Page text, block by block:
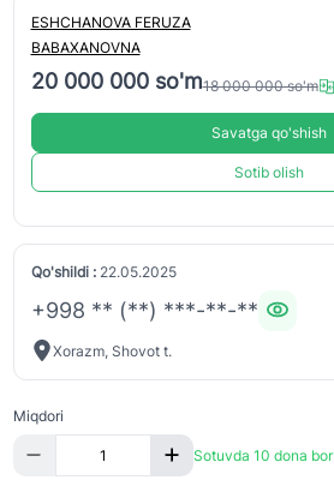
ESHCHANOVA FERUZA
BABAXANOVNA
20 000 000 so'm18 000 000 so'm
Savatga qo'shish
Sotib olish
Qo'shildi :22.05.2025
+998 ** (**) ***-**-**
Xorazm, Shovot t.
Miqdori
Sotuvda 10 dona bor